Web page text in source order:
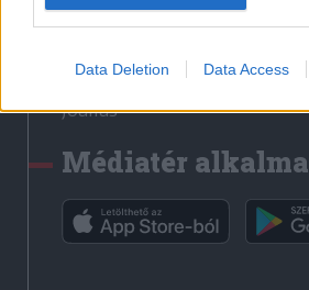
Data Deletion Data Access
Főtér
Rádió GaGa
Jóállás
Médiatér